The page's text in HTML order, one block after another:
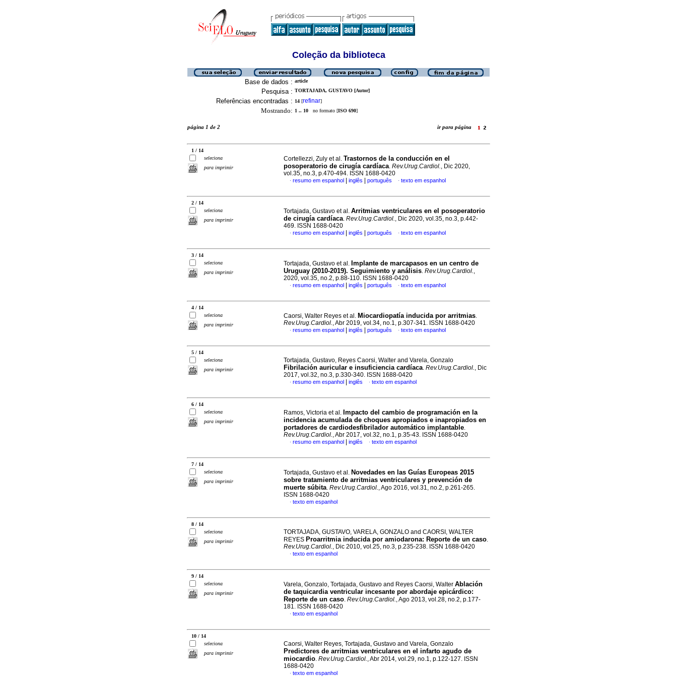
Coleção da biblioteca
Base de dados : article
Pesquisa : TORTAJADA, GUSTAVO [Autor]
Referências encontradas : 14 [refinar]
Mostrando: 1 .. 10 no formato [ISO 690]
página 1 de 2 ir para página
1 / 14
seleciona
para imprimir
Cortellezzi, Zuly et al. Trastornos de la conducción en el
posoperatorio de cirugía cardíaca. Rev.Urug.Cardiol., Dic 2020,
vol.35, no.3, p.470-494. ISSN 1688-0420
· resumo em espanhol inglês português · texto em espanhol
2 / 14
seleciona
para imprimir
Tortajada, Gustavo et al. Arritmias ventriculares en el posoperatorio
de cirugía cardíaca. Rev.Urug.Cardiol., Dic 2020, vol.35, no.3, p.442-
469. ISSN 1688-0420
· resumo em espanhol inglês português · texto em espanhol
3 / 14
seleciona
para imprimir
Tortajada, Gustavo et al. Implante de marcapasos en un centro de
Uruguay (2010-2019). Seguimiento y análisis. Rev.Urug.Cardiol.,
2020, vol.35, no.2, p.88-110. ISSN 1688-0420
· resumo em espanhol inglês português · texto em espanhol
4 / 14
seleciona
para imprimir
Caorsi, Walter Reyes et al. Miocardiopatía inducida por arritmias.
Rev.Urug.Cardiol., Abr 2019, vol.34, no.1, p.307-341. ISSN 1688-0420
· resumo em espanhol inglês português · texto em espanhol
5 / 14
seleciona
para imprimir
Tortajada, Gustavo, Reyes Caorsi, Walter and Varela, Gonzalo
Fibrilación auricular e insuficiencia cardíaca. Rev.Urug.Cardiol., Dic
2017, vol.32, no.3, p.330-340. ISSN 1688-0420
· resumo em espanhol inglês · texto em espanhol
6 / 14
seleciona
para imprimir
Ramos, Victoria et al. Impacto del cambio de programación en la
incidencia acumulada de choques apropiados e inapropiados en
portadores de cardiodesfibrilador automático implantable.
Rev.Urug.Cardiol., Abr 2017, vol.32, no.1, p.35-43. ISSN 1688-0420
· resumo em espanhol inglês · texto em espanhol
7 / 14
seleciona
para imprimir
Tortajada, Gustavo et al. Novedades en las Guías Europeas 2015
sobre tratamiento de arritmias ventriculares y prevención de
muerte súbita. Rev.Urug.Cardiol., Ago 2016, vol.31, no.2, p.261-265.
ISSN 1688-0420
· texto em espanhol
8 / 14
seleciona
para imprimir
TORTAJADA, GUSTAVO, VARELA, GONZALO and CAORSI, WALTER
REYES Proarritmia inducida por amiodarona: Reporte de un caso.
Rev.Urug.Cardiol., Dic 2010, vol.25, no.3, p.235-238. ISSN 1688-0420
· texto em espanhol
9 / 14
seleciona
para imprimir
Varela, Gonzalo, Tortajada, Gustavo and Reyes Caorsi, Walter Ablación
de taquicardia ventricular incesante por abordaje epicárdico:
Reporte de un caso. Rev.Urug.Cardiol., Ago 2013, vol.28, no.2, p.177-
181. ISSN 1688-0420
· texto em espanhol
10 / 14
seleciona
para imprimir
Caorsi, Walter Reyes, Tortajada, Gustavo and Varela, Gonzalo
Predictores de arritmias ventriculares en el infarto agudo de
miocardio. Rev.Urug.Cardiol., Abr 2014, vol.29, no.1, p.122-127. ISSN
1688-0420
· texto em espanhol